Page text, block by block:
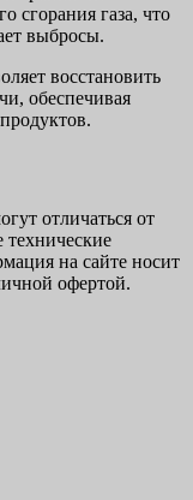
сгорания газа, что
выбросы.
восстановить
обеспечивая
отличаться от
технические
на сайте носит
офертой.